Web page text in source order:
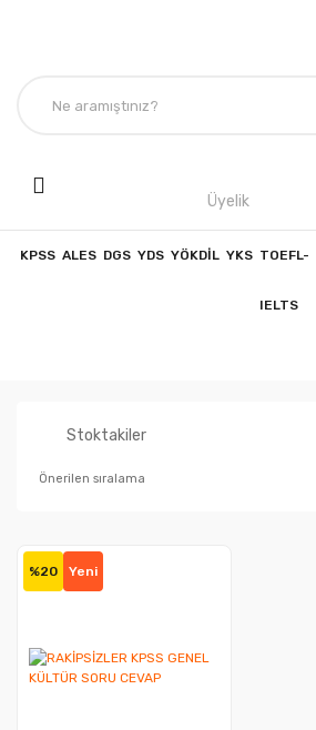
Üyelik
KPSS ALES DGS YDS YÖKDİL YKS TOEFL-
IELTS
Stoktakiler
%20 Yeni